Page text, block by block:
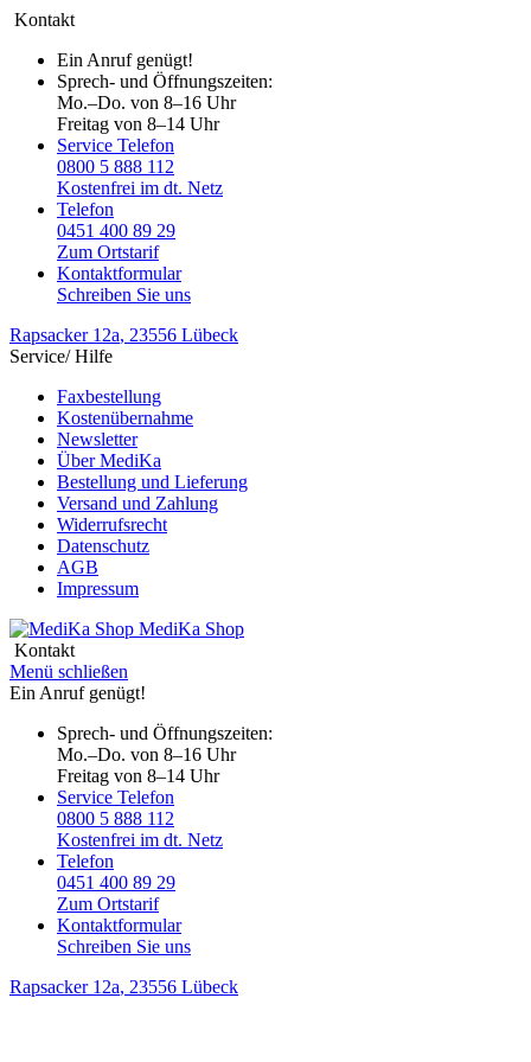
Kontakt
Ein Anruf genügt!
Sprech- und Öffnungszeiten:
Mo.–Do. von 8–16 Uhr
Freitag von 8–14 Uhr
Service Telefon
0800 5 888 112
Kostenfrei im dt. Netz
Telefon
0451 400 89 29
Zum Ortstarif
Kontaktformular
Schreiben Sie uns
Rapsacker 12a, 23556 Lübeck
Service/ Hilfe
Faxbestellung
Kostenübernahme
Newsletter
Über MediKa
Bestellung und Lieferung
Versand und Zahlung
Widerrufsrecht
Datenschutz
AGB
Impressum
MediKa Shop
Kontakt
Menü schließen
Ein Anruf genügt!
Sprech- und Öffnungszeiten:
Mo.–Do. von 8–16 Uhr
Freitag von 8–14 Uhr
Service Telefon
0800 5 888 112
Kostenfrei im dt. Netz
Telefon
0451 400 89 29
Zum Ortstarif
Kontaktformular
Schreiben Sie uns
Rapsacker 12a, 23556 Lübeck